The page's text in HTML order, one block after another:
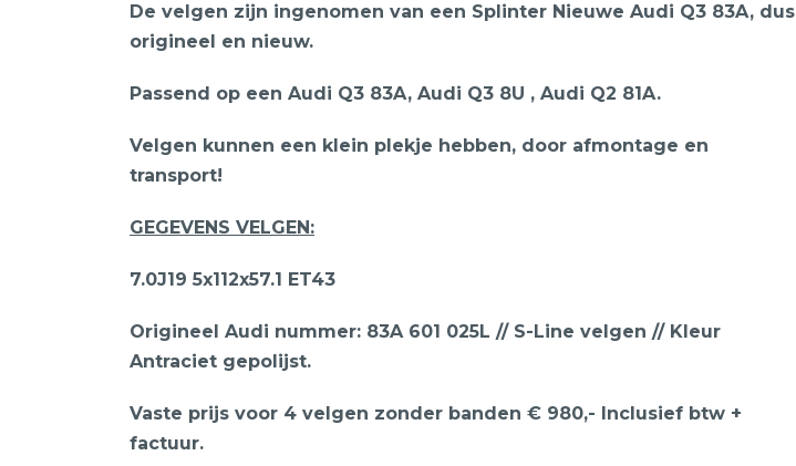
De velgen zijn ingenomen van een Splinter Nieuwe Audi Q3 83A, dus
origineel en nieuw.
Passend op een Audi Q3 83A, Audi Q3 8U , Audi Q2 81A.
Velgen kunnen een klein plekje hebben, door afmontage en
transport!
GEGEVENS VELGEN:
7.0J19 5x112x57.1 ET43
Origineel Audi nummer: 83A 601 025L // S-Line velgen // Kleur
Antraciet gepolijst.
Vaste prijs voor 4 velgen zonder banden € 980,- Inclusief btw +
factuur.